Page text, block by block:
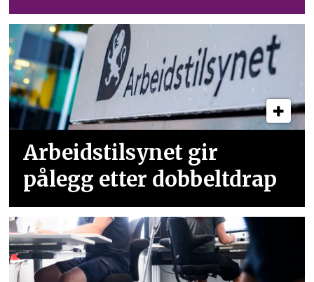
Arbeidstilsynet gir
pålegg etter dobbeltdrap